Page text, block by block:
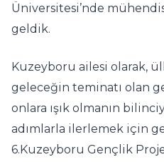
Üniversitesi’nde
geldik.
Kuzeyboru ailesi olarak,
geleceğin teminatı olan
onlara ışık olmanın
adımlarla ilerlemek için
6.Kuzeyboru Gençlik